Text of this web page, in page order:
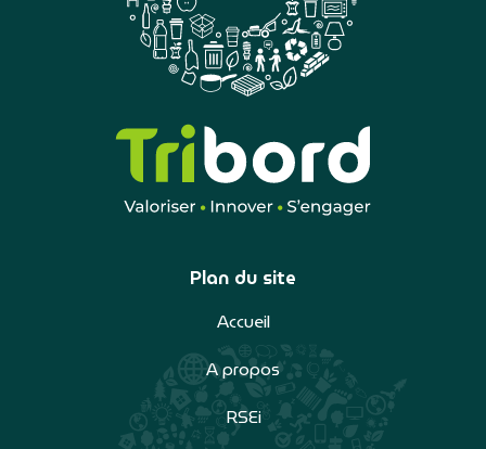
Plan du site
Accueil
A propos
RSEi